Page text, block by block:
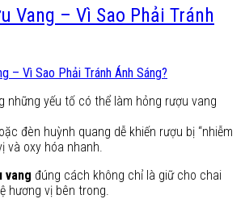
Vang – Vì Sao Phải Tránh
những yếu tố có thể làm hỏng rượu vang
đèn huỳnh quang dễ khiến rượu bị “nhiễm
và oxy hóa nhanh.
vang đúng cách không chỉ là giữ cho chai
hương vị bên trong.